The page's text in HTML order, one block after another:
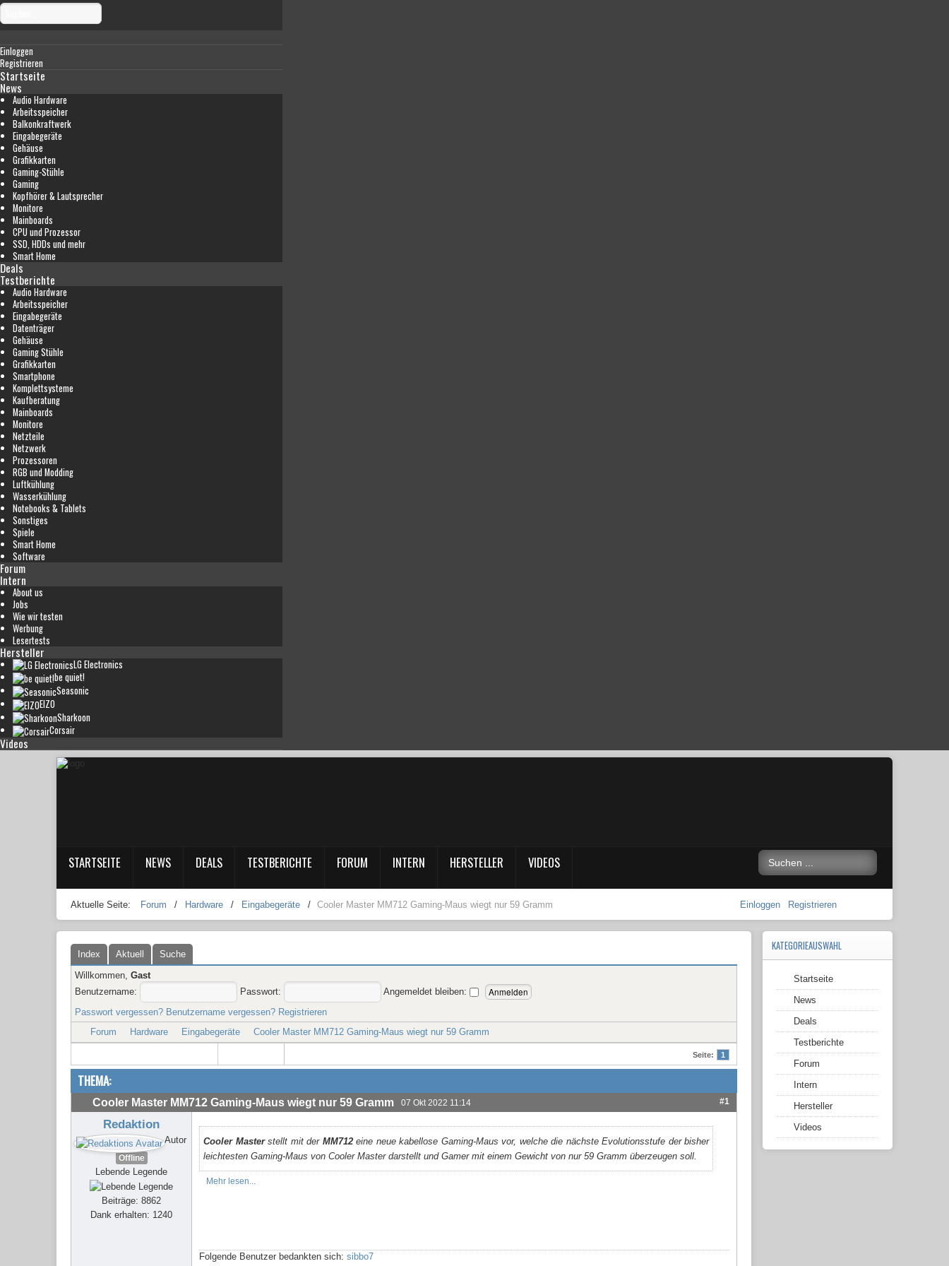
Einloggen
Registrieren
Startseite
News
Audio Hardware
Arbeitsspeicher
Balkonkraftwerk
Eingabegeräte
Gehäuse
Grafikkarten
Gaming-Stühle
Gaming
Kopfhörer & Lautsprecher
Monitore
Mainboards
CPU und Prozessor
SSD, HDDs und mehr
Smart Home
Deals
Testberichte
Audio Hardware
Arbeitsspeicher
Eingabegeräte
Datenträger
Gehäuse
Gaming Stühle
Grafikkarten
Smartphone
Komplettsysteme
Kaufberatung
Mainboards
Monitore
Netzteile
Netzwerk
Prozessoren
RGB und Modding
Luftkühlung
Wasserkühlung
Notebooks & Tablets
Sonstiges
Spiele
Smart Home
Software
Forum
Intern
About us
Jobs
Wie wir testen
Werbung
Lesertests
Hersteller
LG Electronics
be quiet!
Seasonic
EIZO
Sharkoon
Corsair
Videos
STARTSEITE NEWS DEALS TESTBERICHTE FORUM INTERN HERSTELLER VIDEOS
Aktuelle Seite: Forum / Hardware / Eingabegeräte / Cooler Master MM712 Gaming-Maus wiegt nur 59 Gramm Einloggen Registrieren
Index Aktuell
Suche
Willkommen, Gast
Benutzername:
Passwort:
Angemeldet bleiben:
Passwort vergessen? Benutzername vergessen? Registrieren
Forum
Hardware Eingabegeräte Cooler Master MM712 Gaming-Maus wiegt nur 59 Gramm
Seite: 1
THEMA:
Cooler Master MM712 Gaming-Maus wiegt nur 59 Gramm 07 Okt 2022 11:14 #1
Redaktion
Autor
Offline
Lebende Legende
Beiträge: 8862
Dank erhalten: 1240
Cooler Masterstellt mit der MM712eine neue kabellose Gaming-Maus vor, welche die nächste Evolutionsstufe der bisher
leichtesten Gaming-Maus von Cooler Master darstellt und Gamer mit einem Gewicht von nur 59 Gramm überzeugen soll.
Mehr lesen...
Folgende Benutzer bedankten sich: sibbo7
KATEGORIEAUSWAHL
Startseite
News
Deals
Testberichte
Forum
Intern
Hersteller
Videos